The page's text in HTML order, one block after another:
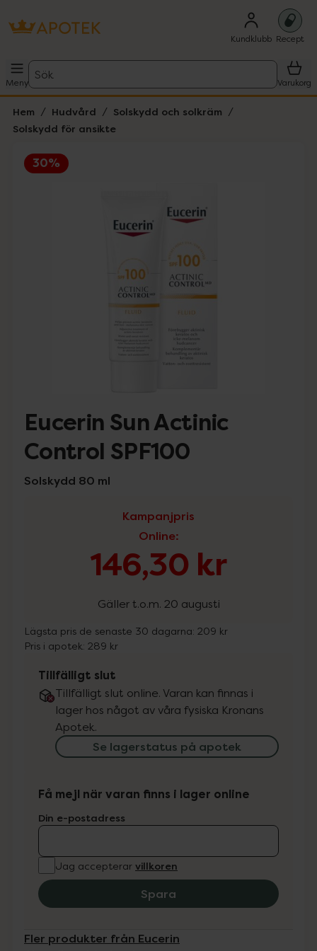
Kundklubb Recept
Meny
Sök
Varukorg
Hem Hudvård
Solskydd och solkräm
Solskydd för ansikte
30%
Eucerin Sun Actinic
Control SPF100
Solskydd 80 ml
Kampanjpris
Online:
146,30 kr
Gäller t.o.m. 20 augusti
Lägsta pris de senaste 30 dagarna: 209 kr
Pris i apotek: 289 kr
Tillfälligt slut
Tillfälligt slut online. Varan kan finnas i
lager hos något av våra fysiska Kronans
Apotek.
Se lagerstatus på apotek
Få mejl när varan finns i lager online
Din e-postadress
Jag accepterar villkoren
Spara
Fler produkter från Eucerin